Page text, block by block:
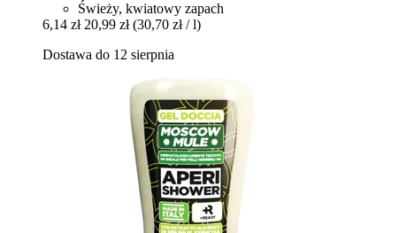
Świeży, kwiatowy zapach
6,14 zł 20,99 zł (30,70 zł / l)
Dostawa do 12 sierpnia